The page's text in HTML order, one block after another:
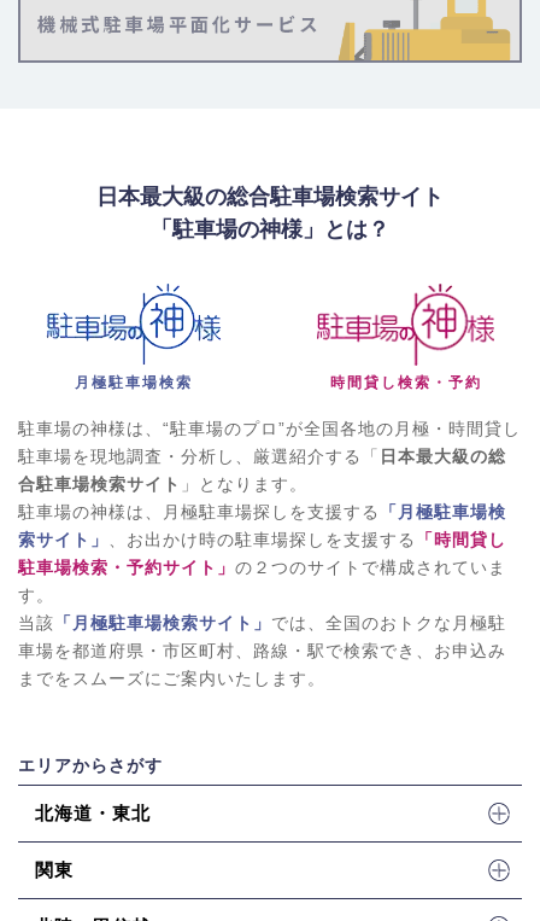
日本最大級の総合駐車場検索サイト
「駐車場の神様」とは？
月極駐車場検索 時間貸し検索・予約
駐車場の神様は、“駐車場のプロ”が全国各地の月極・時間貸し
駐車場を現地調査・分析し、厳選紹介する「 日本最大級の総
合駐車場検索サイト 」となります。
駐車場の神様は、月極駐車場探しを支援する
「月極駐車場検
索サイト」
、お出かけ時の駐車場探しを支援する
「時間貸し
駐車場検索・予約サイト」 の２つのサイトで構成されていま
す。
当該 「月極駐車場検索サイト」 では、全国のおトクな月極駐
車場を都道府県・市区町村、路線・駅で検索でき、お申込み
までをスムーズにご案内いたします。
エリアからさがす
北海道・東北
関東